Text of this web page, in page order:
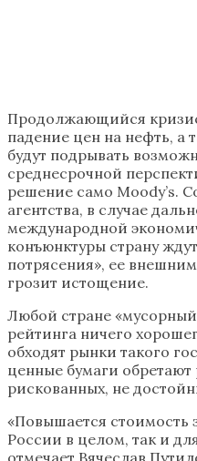
Продолжающийся
падение цен на нефть, а
будут подрывать
среднесрочной
решение само Moody’s.
агентства, в случае
международной
конъюнктуры страну
потрясения», ее
грозит истощение.
Любой стране
рейтинга ничего
обходят рынки такого
ценные бумаги
рискованных, не
«Повышается стоимость
России в целом, так и
отмечает Вячеслав